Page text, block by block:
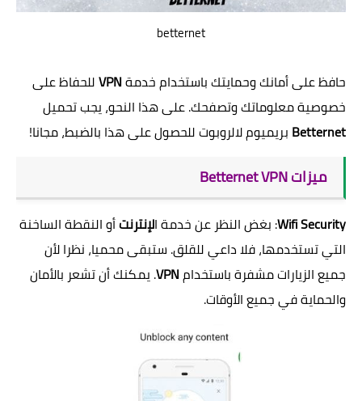
betternet
حافظ على أمانك وحمايتك باستخدام خدمةVPNللحفاظ على
خصوصية معلوماتك وتصفحك. على هذا النحو، يجب تحميل
Betternet بريميوم لالروبوت للحصول على هذا بالضبط، مجانا!
ميزات Betternet VPN
Wifi Security: بغض النظر عن خدمة الإنترنتأو النقطة الساخنة
التي تستخدمها، فلا داعي للقلق. ستبقى محميا، نظرا لأن
جميع الزيارات مشفرة باستخدامVPN. يمكنك أن تشعر بالأمان
والحماية في جميع الأوقات.